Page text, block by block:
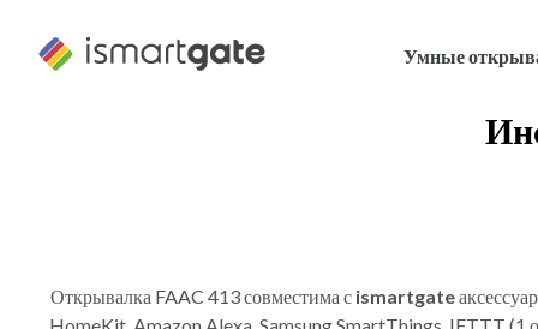
содержанию
Умные
Открывалка FAAC 413 совместима с ismartgate